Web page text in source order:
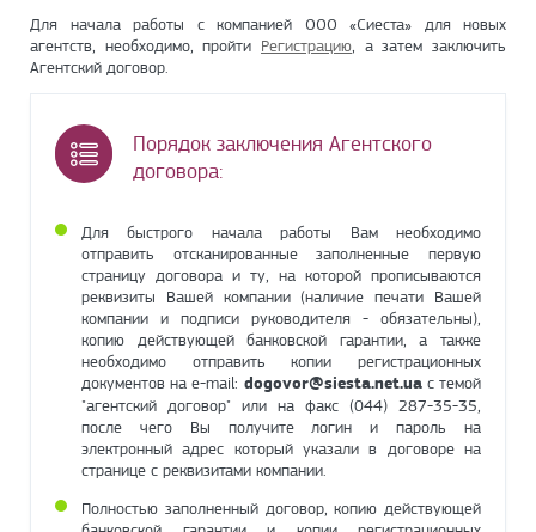
Для начала работы с компанией ООО «Сиеста» для новых
агентств, необходимо, пройти Регистрацию, а затем заключить
Агентский договор.
Порядок заключения Агентского
договора:
Для быстрого начала работы Вам необходимо
отправить отсканированные заполненные первую
страницу договора и ту, на которой прописываются
реквизиты Вашей компании (наличие печати Вашей
компании и подписи руководителя - обязательны),
копию действующей банковской гарантии, а также
необходимо отправить копии регистрационных
документов на e-mail: dogovor@siesta.net.uaс темой
"агентский договор" или на факс (044) 287-35-35,
после чего Вы получите логин и пароль на
электронный адрес который указали в договоре на
странице с реквизитами компании.
Полностью заполненный договор, копию действующей